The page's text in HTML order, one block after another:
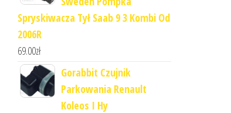
Spryskiwacza Tył Saab 9 3 Kombi Od
2006R
69.00zł
Gorabbit Czujnik
Parkowania Renault
Koleos I Hy